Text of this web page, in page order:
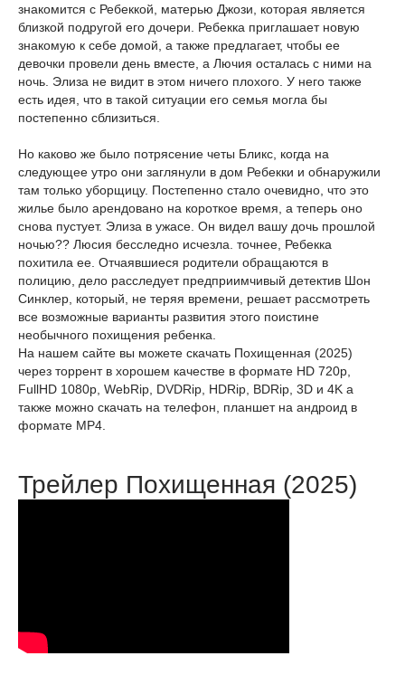
знакомится с Ребеккой, матерью Джози, которая является
близкой подругой его дочери. Ребекка приглашает новую
знакомую к себе домой, а также предлагает, чтобы ее
девочки провели день вместе, а Лючия осталась с ними на
ночь. Элиза не видит в этом ничего плохого. У него также
есть идея, что в такой ситуации его семья могла бы
постепенно сблизиться.
Но каково же было потрясение четы Бликс, когда на
следующее утро они заглянули в дом Ребекки и обнаружили
там только уборщицу. Постепенно стало очевидно, что это
жилье было арендовано на короткое время, а теперь оно
снова пустует. Элиза в ужасе. Он видел вашу дочь прошлой
ночью?? Люсия бесследно исчезла. точнее, Ребекка
похитила ее. Отчаявшиеся родители обращаются в
полицию, дело расследует предприимчивый детектив Шон
Синклер, который, не теряя времени, решает рассмотреть
все возможные варианты развития этого поистине
необычного похищения ребенка.
На нашем сайте вы можете скачать Похищенная (2025)
через торрент в хорошем качестве в формате HD 720p,
FullHD 1080p, WebRip, DVDRip, HDRip, BDRip, 3D и 4K а
также можно скачать на телефон, планшет на андроид в
формате MP4.
Трейлер Похищенная (2025)